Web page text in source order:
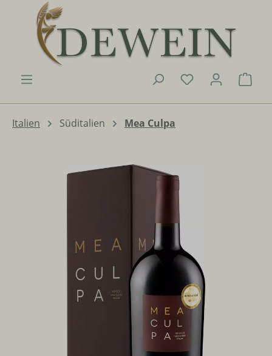
Zum Hauptinhalt springen
Du hast 0
Italien Süditalien Mea Culpa